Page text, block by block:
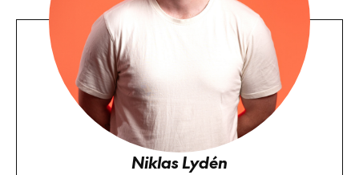
Niklas Lydén